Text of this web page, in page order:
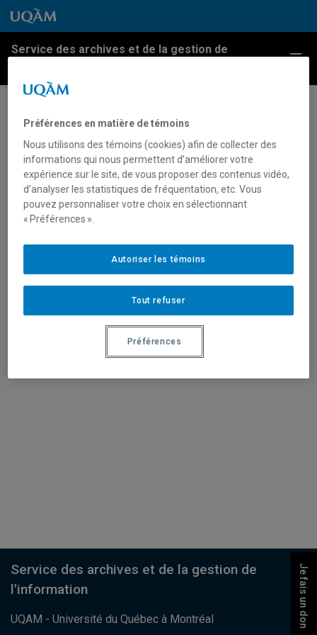
Passer au contenu
Accéder au menu principal
Accéder à la recherche
Passer au contenu
Accéder au menu principal
Service des archives et de la gestion de
Récupération du papier au
pavillon Lafontaine
Article portant sur l’installation de huit barils de
récupération du papier au pavillon Lafontaine suite à
une collaboration entre le Département des sciences
Archives UQAM.
Fonds d’archives du Services des communications.
Journal L’UQAM, vol. 12, no 13.
Je fais un don
UQAM - Université du Québec à Montréal
Service des archives et de la gestion de
l'information
Préférences en matière de témoins
Nous utilisons des témoins (cookies) afin de collecter des
informations qui nous permettent d’améliorer votre
expérience sur le site, de vous proposer des contenus vidéo,
d’analyser les statistiques de fréquentation, etc. Vous
pouvez personnaliser votre choix en sélectionnant
« Préférences ».
Tout refuser
Autoriser les témoins
Préférences